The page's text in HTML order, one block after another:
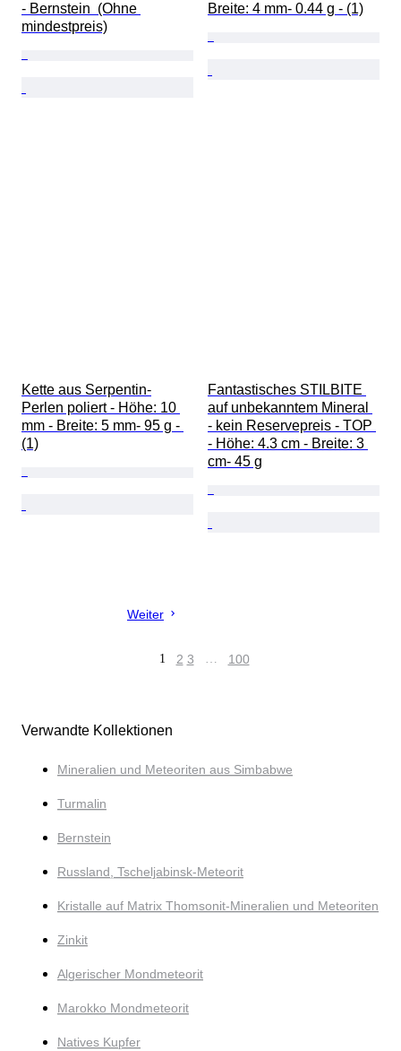
- Bernstein  (Ohne
mindestpreis)
Breite: 4 mm- 0.44 g - (1)
Kette aus Serpentin-
Perlen poliert - Höhe: 10
mm - Breite: 5 mm- 95 g -
(1)
Fantastisches STILBITE
auf unbekanntem Mineral
- kein Reservepreis - TOP
- Höhe: 4.3 cm - Breite: 3
cm- 45 g
Weiter
1 2 3 … 100
Verwandte Kollektionen
Mineralien und Meteoriten aus Simbabwe
Turmalin
Bernstein
Russland, Tscheljabinsk-Meteorit
Kristalle auf Matrix Thomsonit-Mineralien und Meteoriten
Zinkit
Algerischer Mondmeteorit
Marokko Mondmeteorit
Natives Kupfer